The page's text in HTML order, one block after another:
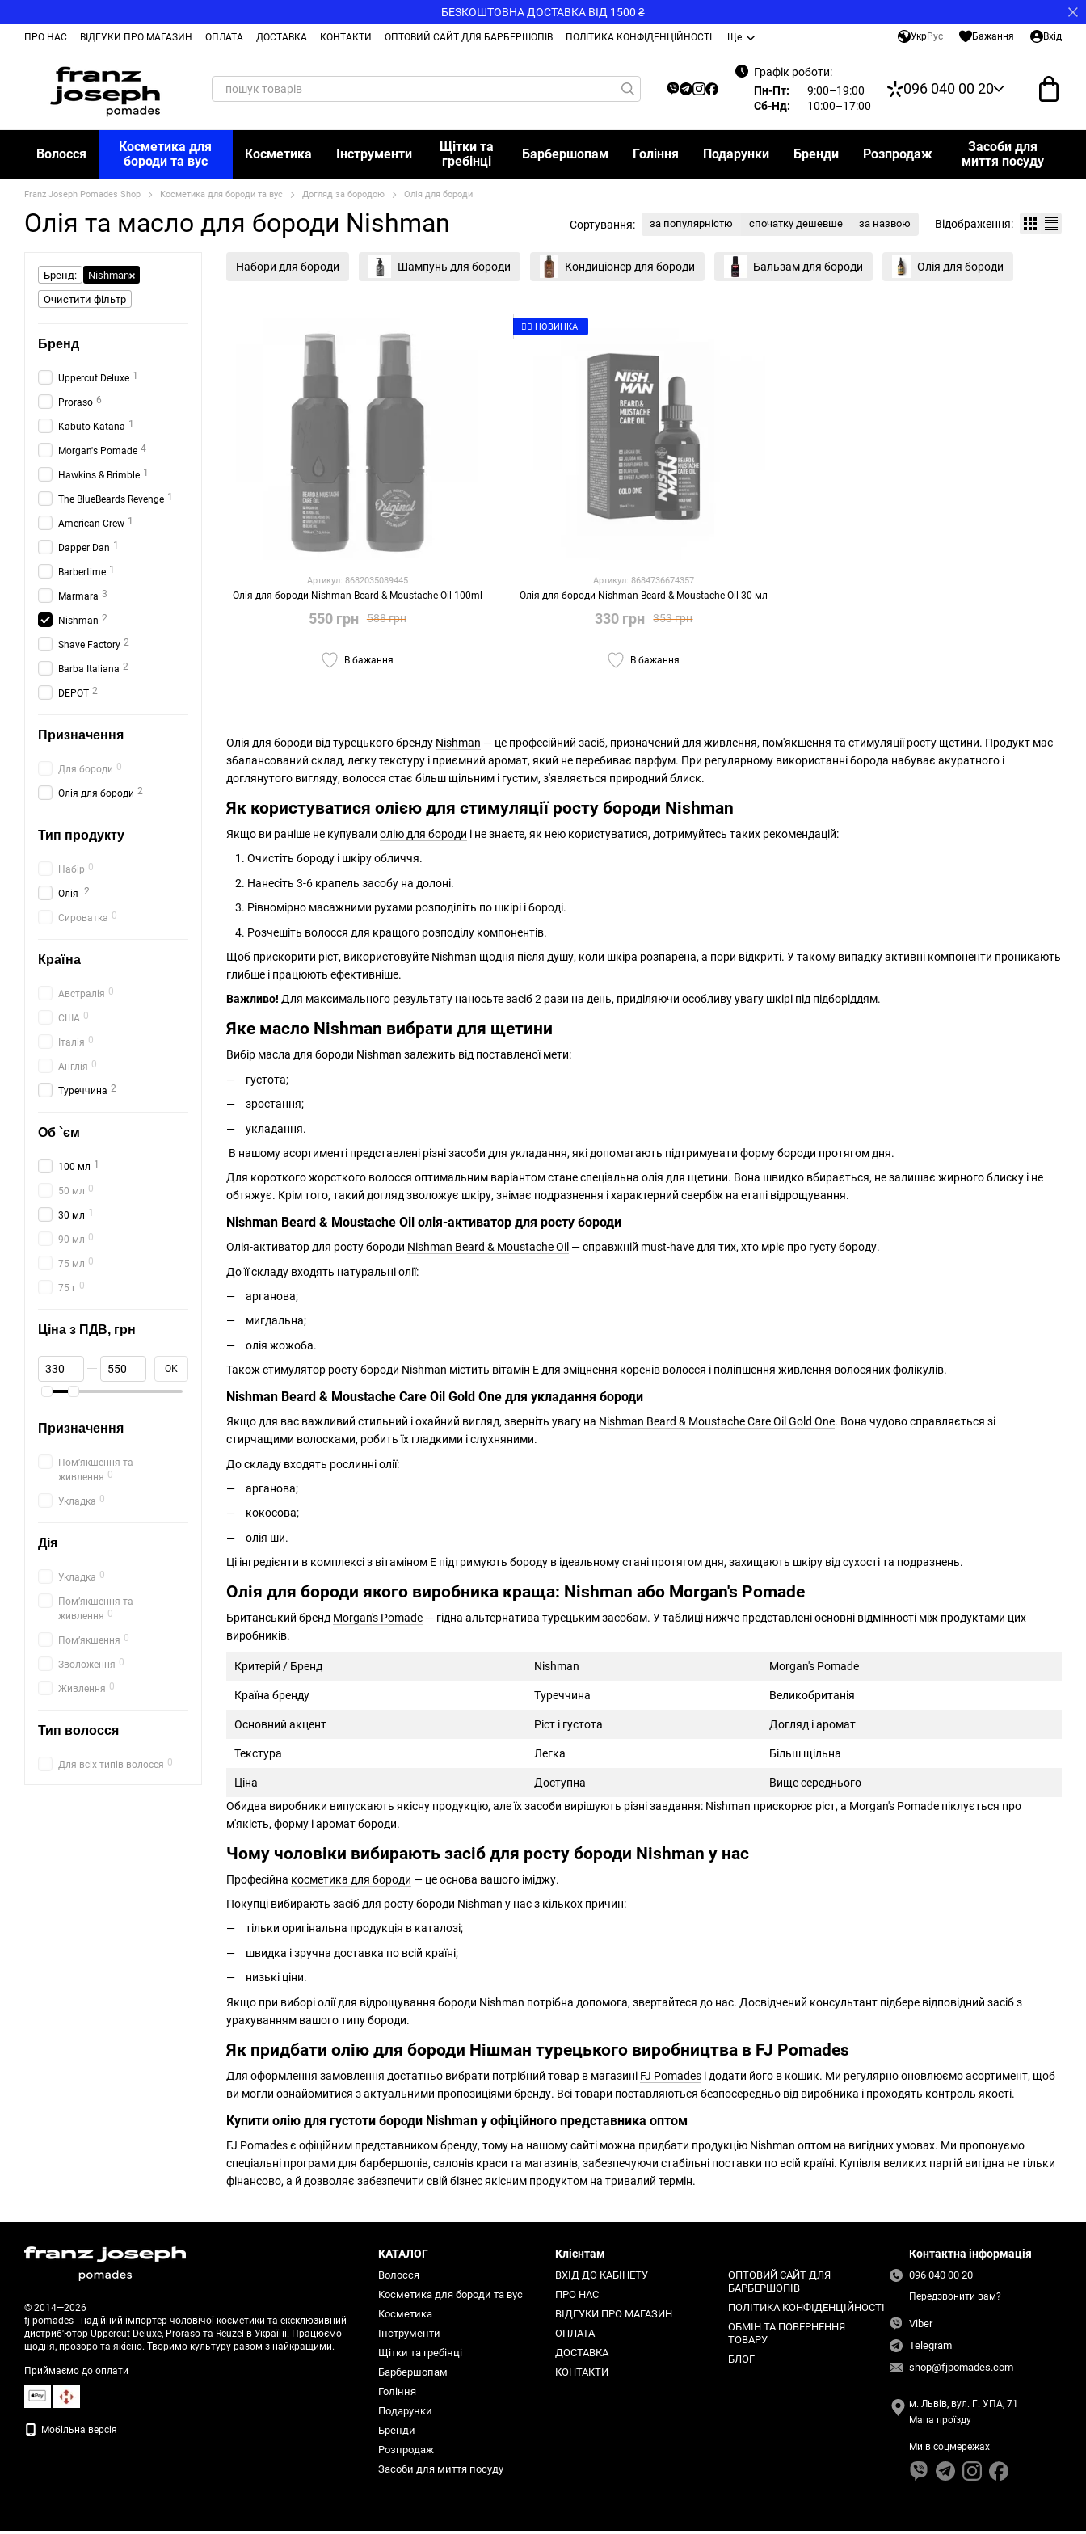
БЕЗКОШТОВНА ДОСТАВКА ВІД 1500 ₴
ПРО НАС ВІДГУКИ ПРО МАГАЗИН ОПЛАТА ДОСТАВКА КОНТАКТИ ОПТОВИЙ САЙТ ДЛЯ БАРБЕРШОПІВ ПОЛІТИКА КОНФІДЕНЦІЙНОСТІ Ще УкрРус Бажання Вхід
Графік роботи:
Пн-Пт:
9:00–19:00
Сб-Нд:
10:00–17:00
096 040 00 20
Волосся
Косметика для
бороди та вус
Косметика Інструменти
Щітки та
гребінці
Барбершопам Гоління Подарунки Бренди Розпродаж
Засоби для
миття посуду
Franz Joseph Pomades Shop Косметика для бороди та вус Догляд за бородою Олія для бороди
Олія та масло для бороди Nishman Сортування: за популярністю спочатку дешевше за назвою Відображення:
Набори для бороди Шампунь для бороди Кондиціонер для бороди Бальзам для бороди Олія для бороди
Олія для бороди від турецького бренду Nishman — це професійний засіб, призначений для живлення, пом'якшення та стимуляції росту щетини. Продукт має
збалансований склад, легку текстуру і приємний аромат, який не перебиває парфум. При регулярному використанні борода набуває акуратного і
доглянутого вигляду, волосся стає більш щільним і густим, з'являється природний блиск.
Як користуватися олією для стимуляції росту бороди Nishman
Якщо ви раніше не купували олію для бороди і не знаєте, як нею користуватися, дотримуйтесь таких рекомендацій:
Очистіть бороду і шкіру обличчя.
Нанесіть 3-6 крапель засобу на долоні.
Рівномірно масажними рухами розподіліть по шкірі і бороді.
Розчешіть волосся для кращого розподілу компонентів.
Щоб прискорити ріст, використовуйте Nishman щодня після душу, коли шкіра розпарена, а пори відкриті. У такому випадку активні компоненти проникають
глибше і працюють ефективніше.
Важливо! Для максимального результату наносьте засіб 2 рази на день, приділяючи особливу увагу шкірі під підборіддям.
Яке масло Nishman вибрати для щетини
Вибір масла для бороди Nishman залежить від поставленої мети:
густота;
зростання;
укладання.
В нашому асортименті представлені різнізасоби для укладання, які допомагають підтримувати форму бороди протягом дня.
Для короткого жорсткого волосся оптимальним варіантом стане спеціальна олія для щетини. Вона швидко вбирається, не залишає жирного блиску і не
обтяжує. Крім того, такий догляд зволожує шкіру, знімає подразнення і характерний свербіж на етапі відрощування.
Nishman Beard & Moustache Oil олія-активатор для росту бороди
Олія-активатор для росту бороди Nishman Beard & Moustache Oil — справжній must-have для тих, хто мріє про густу бороду.
До її складу входять натуральні олії:
арганова;
мигдальна;
олія жожоба.
Також стимулятор росту бороди Nishman містить вітамін E для зміцнення коренів волосся і поліпшення живлення волосяних фолікулів.
Nishman Beard & Moustache Care Oil Gold One для укладання бороди
Якщо для вас важливий стильний і охайний вигляд, зверніть увагу на Nishman Beard & Moustache Care Oil Gold One. Вона чудово справляється зі
стирчащими волосками, робить їх гладкими і слухняними.
До складу входять рослинні олії:
арганова;
кокосова;
олія ши.
Ці інгредієнти в комплексі з вітаміном E підтримують бороду в ідеальному стані протягом дня, захищають шкіру від сухості та подразнень.
Олія для бороди якого виробника краща: Nishman або Morgan's Pomade
Британський бренд Morgan's Pomade — гідна альтернатива турецьким засобам. У таблиці нижче представлені основні відмінності між продуктами цих
виробників.
Критерій / Бренд Nishman Morgan's Pomade
Країна бренду Туреччина Великобританія
Основний акцент Ріст і густота Догляд і аромат
Текстура Легка Більш щільна
Ціна Доступна
Вище середнього
Обидва виробники випускають якісну продукцію, але їх засоби вирішують різні завдання: Nishman прискорює ріст, а Morgan's Pomade піклується про
м'якість, форму і аромат бороди.
Чому чоловіки вибирають засіб для росту бороди Nishman у нас
Професійна косметика для бороди — це основа вашого іміджу.
Покупці вибирають засіб для росту бороди Nishman у нас з кількох причин:
тільки оригінальна продукція в каталозі;
швидка і зручна доставка по всій країні;
низькі ціни.
Якщо при виборі олії для відрощування бороди Nishman потрібна допомога, звертайтеся до нас. Досвідчений консультант підбере відповідний засіб з
урахуванням вашого типу бороди.
Як придбати олію для бороди Нішман турецького виробництва в FJ Pomades
Для оформлення замовлення достатньо вибрати потрібний товар в магазині FJ Pomades і додати його в кошик. Ми регулярно оновлюємо асортимент, щоб
ви могли ознайомитися з актуальними пропозиціями бренду. Всі товари поставляються безпосередньо від виробника і проходять контроль якості.
Купити олію для густоти бороди Nishman у офіційного представника оптом
FJ Pomades є офіційним представником бренду, тому на нашому сайті можна придбати продукцію Nishman оптом на вигідних умовах. Ми пропонуємо
спеціальні програми для барбершопів, салонів краси та магазинів, забезпечуючи стабільні поставки по всій країні. Купівля великих партій вигідна не тільки
фінансово, а й дозволяє забезпечити свій бізнес якісним продуктом на тривалий термін.
Артикул: 8682035089445
Олія для бороди Nishman Beard & Moustache Oil 100ml
588 грн
550 грн
В бажання
👉🏻 НОВИНКА
Артикул: 8684736674357
Олія для бороди Nishman Beard & Moustache Oil 30 мл
353 грн
330 грн
В бажання
Бренд:
Nishman
Очистити фільтр
Бренд
Uppercut Deluxe 1
Proraso 6
Kabuto Katana 1
Morgan's Pomade 4
Hawkins & Brimble 1
The BlueBeards Revenge 1
American Crew 1
Dapper Dan 1
Barbertime 1
Marmara 3
Nishman 2
Shave Factory 2
Barba Italiana 2
DEPOT 2
Призначення
Для бороди 0
Олія для бороди 2
Тип продукту
Набір 0
Олія 2
Сироватка 0
Країна
Австралія 0
США 0
Італія 0
Англія 0
Туреччина 2
Об `єм
100 мл 1
50 мл 0
30 мл 1
90 мл 0
75 мл 0
75 г 0
Ціна з ПДВ, грн
Від Ціна з ПДВ, грн
До Ціна з ПДВ, грн ОК
Призначення
Помʼякшення та
живлення 0
Укладка 0
Дія
Укладка 0
Помʼякшення та
живлення 0
Помʼякшення 0
Зволоження 0
Живлення 0
Тип волосся
Для всіх типів волосся 0
© 2014—2026
fj pomades - надійний імпортер чоловічої косметики та ексклюзивний
дистриб'ютор Uppercut Deluxe, Proraso та Reuzel в Україні. Працюємо
щодня, прозоро та якісно. Творимо культуру разом з найкращими.
Приймаємо до оплати
Мобільна версія
КАТАЛОГ
Волосся
Косметика для бороди та вус
Косметика
Інструменти
Щітки та гребінці
Барбершопам
Гоління
Подарунки
Бренди
Розпродаж
Засоби для миття посуду
Клієнтам
ВХІД ДО КАБІНЕТУ
ПРО НАС
ВІДГУКИ ПРО МАГАЗИН
ОПЛАТА
ДОСТАВКА
КОНТАКТИ
ОПТОВИЙ САЙТ ДЛЯ
БАРБЕРШОПІВ
ПОЛІТИКА КОНФІДЕНЦІЙНОСТІ
ОБМІН ТА ПОВЕРНЕННЯ
ТОВАРУ
БЛОГ
Контактна інформація
096 040 00 20
Передзвонити вам?
Viber
Telegram
shop@fjpomades.com
м. Львів, вул. Г. УПА, 71
Мапа проїзду
Ми в соцмережах